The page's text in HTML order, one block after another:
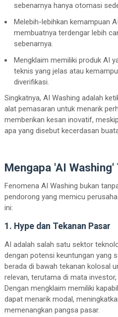
sebenarnya hanya otomasi
Melebih-lebihkan kemampuan
membuatnya terdengar lebih
sebenarnya.
Mengklaim memiliki produk AI
teknis yang jelas atau
diverifikasi.
Singkatnya, AI Washing adalah
alat pemasaran untuk menarik
memberikan kesan inovatif,
apa yang disebut kecerdasan
Mengapa 'AI Washing'
Fenomena AI Washing bukan
pendorong yang memicu
ini:
1. Hype dan Tekanan Pasar
AI adalah salah satu sektor
dengan potensi keuntungan yang
berada di bawah tekanan kolosal
relevan, terutama di mata
Dengan mengklaim memiliki
dapat menarik modal,
memenangkan pangsa pasar.